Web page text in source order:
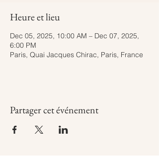
Heure et lieu
Dec 05, 2025, 10:00 AM – Dec 07, 2025,
6:00 PM
Paris, Quai Jacques Chirac, Paris, France
Partager cet événement